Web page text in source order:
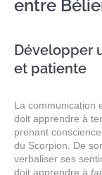
entre
Développer
et patiente
La communication
doit apprendre à
prenant
du Scorpion. De
verbaliser ses
doit apprendre à